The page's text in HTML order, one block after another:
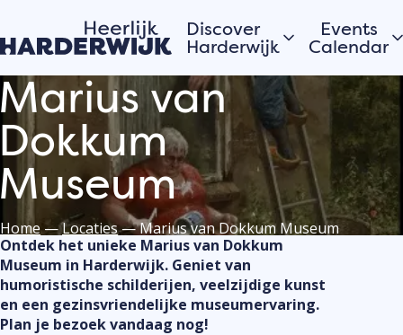
Discover
Harderwijk
Hanseatic city
Water
Veluwe
Villages
Stories of the city
Hardewijk residents
share their stories
Events
Calendar
Today
This
View all
register
van
Home —Locaties—Marius van Dokkum Museum
Ontdek het unieke Marius van Dokkum
Museum in Harderwijk. Geniet van
humoristische schilderijen, veelzijdige kunst
en een gezinsvriendelijke museumervaring.
Plan je bezoek vandaag nog!